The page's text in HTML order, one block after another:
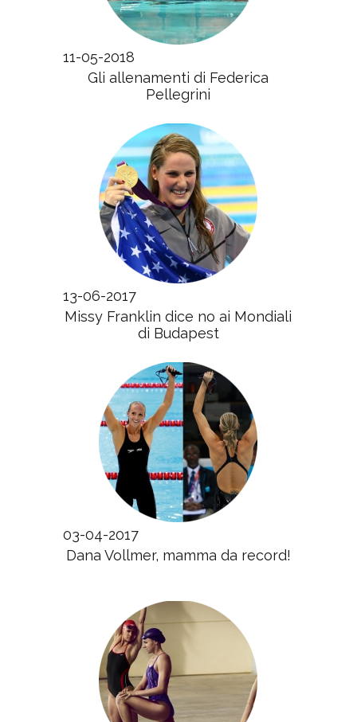
11-05-2018
Gli allenamenti di Federica
Pellegrini
13-06-2017
Missy Franklin dice no ai Mondiali
di Budapest
03-04-2017
Dana Vollmer, mamma da record!